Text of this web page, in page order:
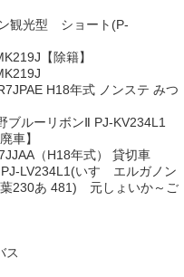
観光型 ショート(P-
【除籍】
H18年式 ノンステ みつ
ルーリボンⅡ PJ-KV234L1
車】
（H18年式） 貸切車
LV234L1(いすゞエルガノン
230あ 481) 元しょいか～ご
ス